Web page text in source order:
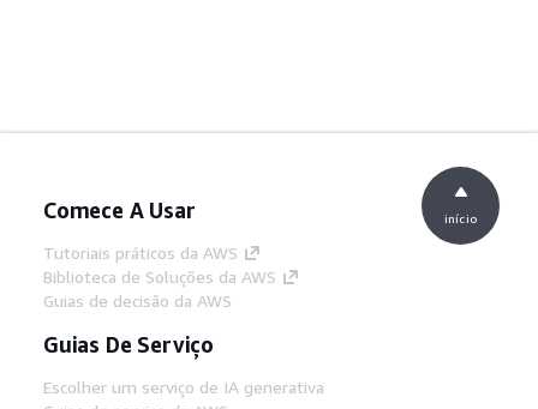
Comece A Usar
Tutoriais práticos da AWS
Biblioteca de Soluções da AWS
Guias de decisão da AWS
Guias De Serviço
Escolher um serviço de IA generativa
início